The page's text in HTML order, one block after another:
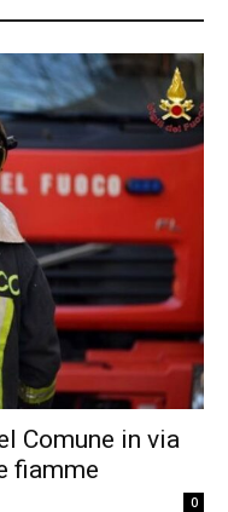
Comune in via
fiamme
0